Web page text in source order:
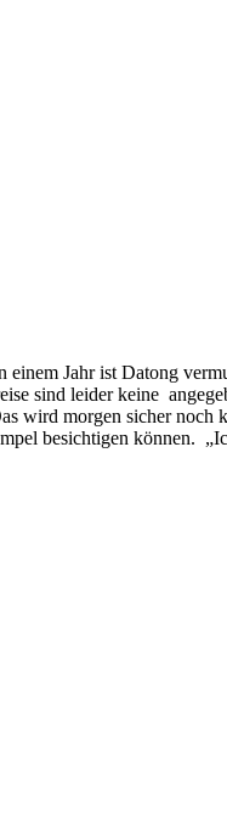
Jahr ist Datong
sind leider keine
wird morgen sicher
besichtigen können.